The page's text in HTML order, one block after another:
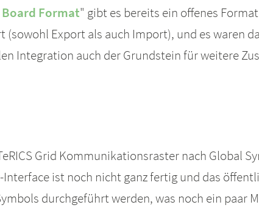
Board Format" gibt es bereits ein offenes
Export als auch Import), und es waren
Integration auch der Grundstein für weitere
Grid Kommunikationsraster nach Global
ist noch nicht ganz fertig und das
durchgeführt werden, was noch ein paar